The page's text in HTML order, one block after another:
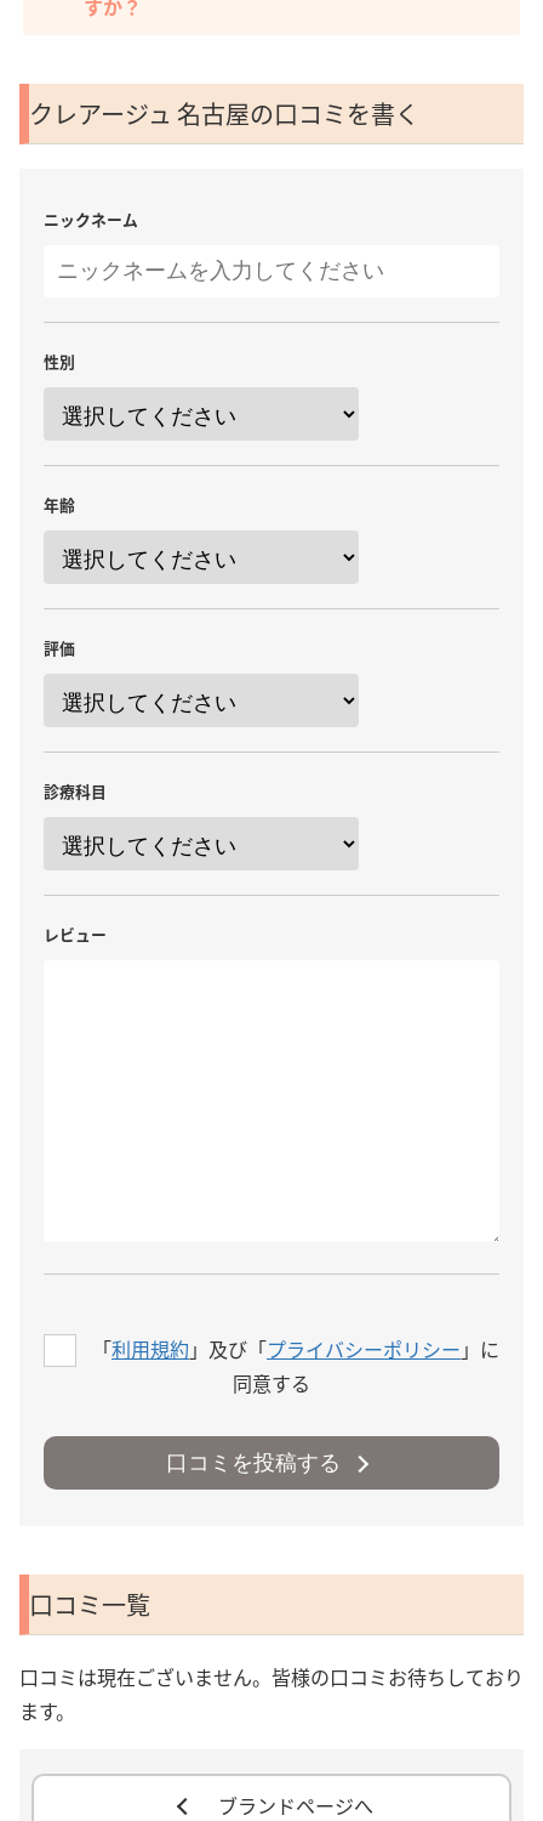
すか？
クレアージュ 名古屋の口コミを書く
ニックネーム
性別
年齢
評価
診療科目
レビュー
「利用規約 」及び「プライバシーポリシー 」に
同意する
口コミを投稿する
口コミ一覧
口コミは現在ございません。皆様の口コミお待ちしており
ます。
ブランドページへ